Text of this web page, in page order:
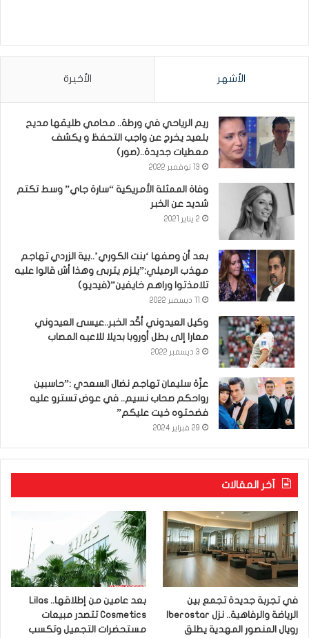
الأشهر الأخيرة
ريم الرياحي في ورطة.. محامي طليقها مديح
بلعيد يخرج عن واجب التحفظ و يكشف
معطيات جديدة..(صور)
13 نوفمبر 2022
وفاة الممثلة الأمريكية “سارة جاي” وسط تكتم
شديد عن الخبر
2 يناير 2021
بعد أن وصفها ‘بنت الكوري’..بية الزردي تهاجم
مهذب الرميلي:”يلزم يتربى وهذا أش قالوا عليه
تلامذتوا وراهم خايفين”(فيديو)
وكيل العيدوني أكّد الخبر..عيسى العيدوني
معارا إلى بطل أوروبا بديلا للاعبه المصاب
3 ديسمبر 2022
عزّة سليمان تهاجم نضال السعدي :”حاسبين
رواحكم صحاب نسيم.. في عوض تسترو عليه
فضحتوه خيت عليكم”
29 فبراير 2024
آخر المقالات
في تجربة جديدة تجمع بين
رويال المنصور المهدية يطلق
بعد عامين من إطلاقها.. Lilas
Cosmetics تتصدر مبيعات
مستحضرات التجميل وتكسب